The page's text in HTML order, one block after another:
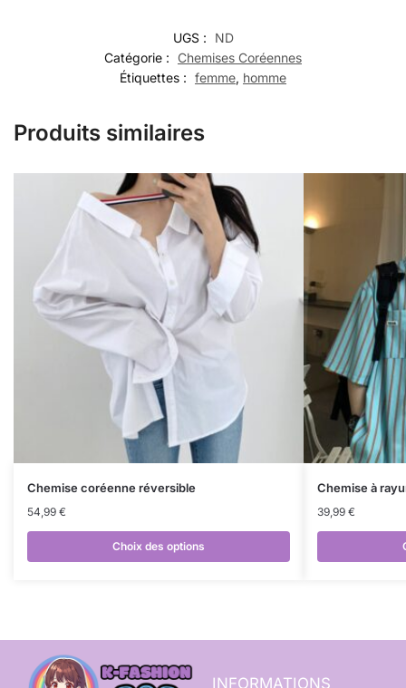
UGS :
ND
Catégorie :
Chemises Coréennes
Étiquettes : femme, homme
Produits similaires
Chemise coréenne réversible
54,99 €
Choix des options
Chemise à
39,99 €
INFORMATIONS